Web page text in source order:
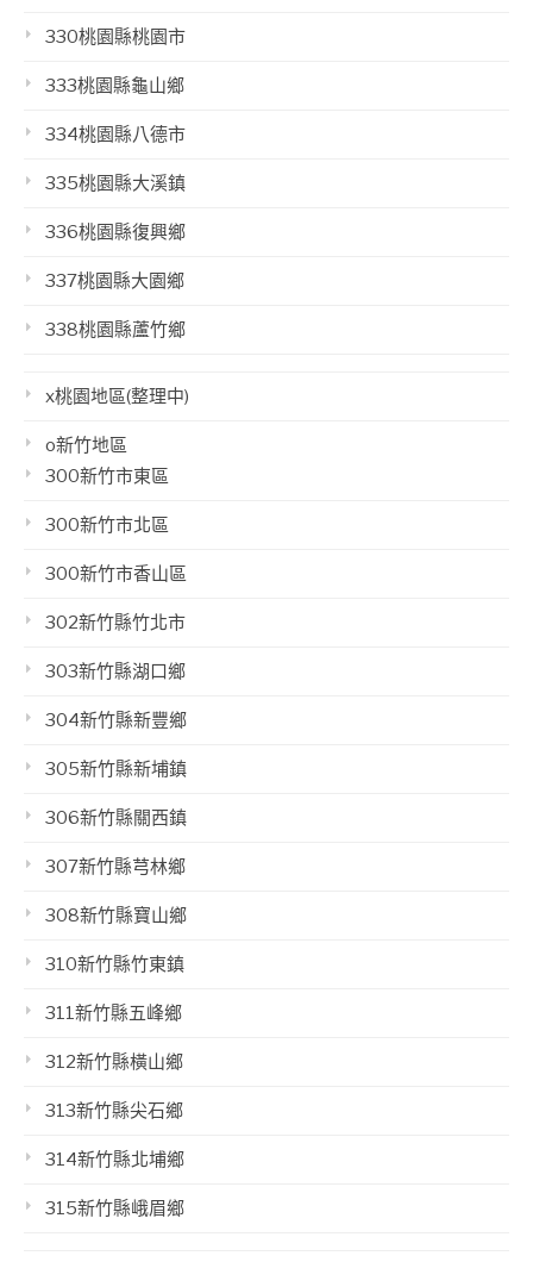
330桃園縣桃園市
333桃園縣龜山鄉
334桃園縣八德市
335桃園縣大溪鎮
336桃園縣復興鄉
337桃園縣大園鄉
338桃園縣蘆竹鄉
x桃園地區(整理中)
o新竹地區
300新竹市東區
300新竹市北區
300新竹市香山區
302新竹縣竹北市
303新竹縣湖口鄉
304新竹縣新豐鄉
305新竹縣新埔鎮
306新竹縣關西鎮
307新竹縣芎林鄉
308新竹縣寶山鄉
310新竹縣竹東鎮
311新竹縣五峰鄉
312新竹縣橫山鄉
313新竹縣尖石鄉
314新竹縣北埔鄉
315新竹縣峨眉鄉